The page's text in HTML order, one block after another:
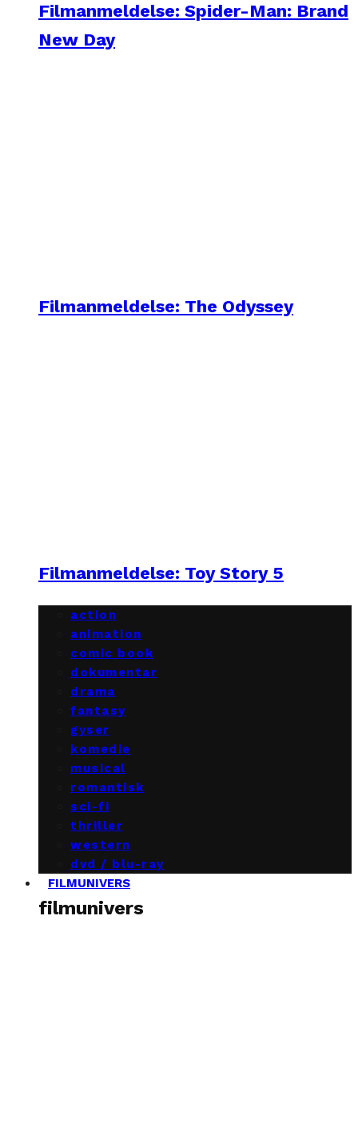
Filmanmeldelse: Spider-Man: Brand
New Day
Filmanmeldelse: The Odyssey
Filmanmeldelse: Toy Story 5
action
animation
comic book
dokumentar
drama
fantasy
gyser
komedie
musical
romantisk
sci-fi
thriller
western
dvd / blu-ray
FILMUNIVERS
filmunivers